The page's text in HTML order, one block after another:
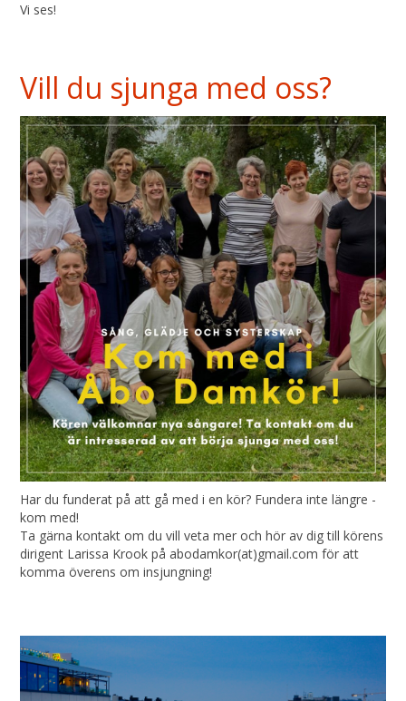
Vi ses!
Vill du sjunga med oss?
Har du funderat på att gå med i en kör? Fundera inte längre -
kom med!
Ta gärna kontakt om du vill veta mer och hör av dig till körens
dirigent Larissa Krook på abodamkor(at)gmail.com för att
komma överens om insjungning!